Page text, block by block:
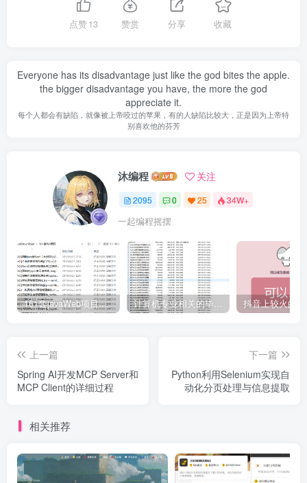
点赞13 赞赏 分享 收藏
Everyone has its disadvantage just like the god bites the apple.
the bigger disadvantage you have, the more the god
appreciate it.
每个人都会有缺陷，就像被上帝咬过的苹果，有的人缺陷比较大，正是因为上帝特
别喜欢他的芬芳
沐编程 关注
2095 0 25 34W+
一起编程摇摆
161套javaWeb项目源码免费分享 计算机专业相关的毕业设计论文合集免费下载
上一篇
Spring AI开发MCP Server和
MCP Client的详细过程
下一篇
Python利用Selenium实现自
动化分页处理与信息提取
相关推荐